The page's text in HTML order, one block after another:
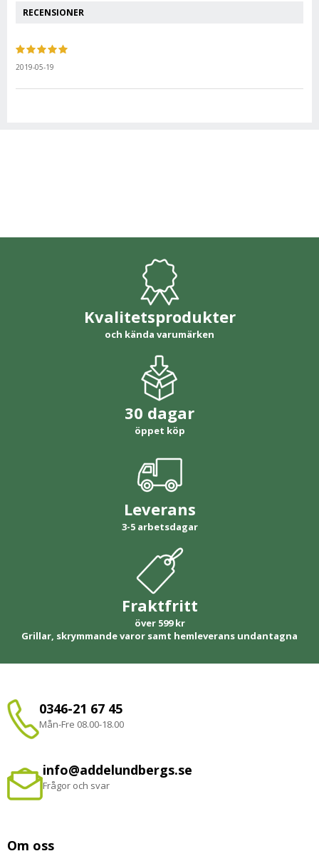
RECENSIONER
2019-05-19
Kvalitetsprodukter
och kända varumärken
30 dagar
öppet köp
Leverans
3-5 arbetsdagar
Fraktfritt
över 599 kr
Grillar, skrymmande varor samt hemleverans undantagna
0346-21 67 45
Mån-Fre 08.00-18.00
info@addelundbergs.se
Frågor och svar
Om oss